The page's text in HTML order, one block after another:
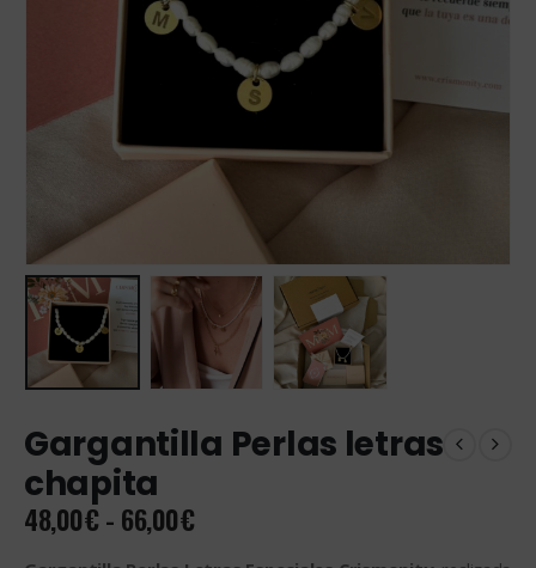
Gargantilla Perlas letras
chapita
48,00€ - 66,00€Rango